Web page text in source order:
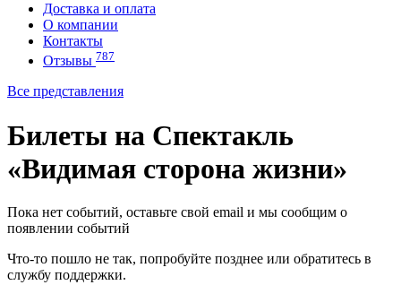
Доставка и оплата
О компании
Контакты
Отзывы 787
Все представления
Билеты на Спектакль
«Видимая сторона жизни»
Пока нет событий, оставьте свой email и мы сообщим о
появлении событий
Что-то пошло не так, попробуйте позднее или обратитесь в
службу поддержки.